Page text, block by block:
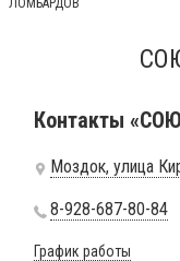
ЛОМБАРДОВ
Контакты
Моздок, улица
8-928-687-80-84
График работы